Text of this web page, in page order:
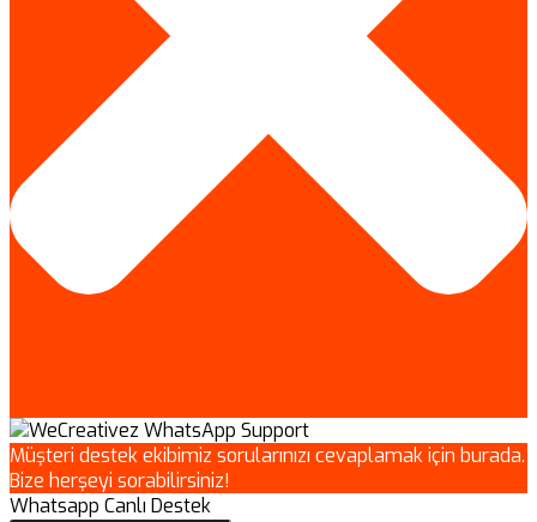
Müşteri destek ekibimiz sorularınızı cevaplamak için burada.
Bize herşeyi sorabilirsiniz!
Whatsapp Canlı Destek